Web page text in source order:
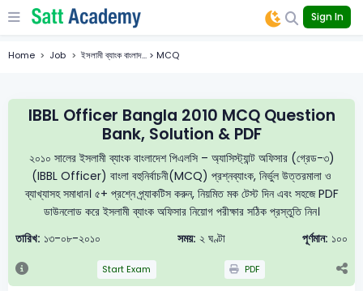
Sign In
Home Job ইসলামী ব্যাংক বাংলাদ... > MCQ
IBBL Officer Bangla 2010 MCQ Question
Bank, Solution & PDF
২০১০ সালের ইসলামী ব্যাংক বাংলাদেশ পিএলসি – অ্যাসিস্ট্যান্ট অফিসার (গ্রেড-৩)
(IBBL Officer) বাংলা বহুনির্বাচনী(MCQ) প্রশ্নব্যাংক, নির্ভুল উত্তরমালা ও
ব্যাখ্যাসহ সমাধান। ৫+ প্রশ্নে প্র্যাকটিস করুন, নিয়মিত মক টেস্ট দিন এবং সহজে PDF
ডাউনলোড করে ইসলামী ব্যাংক অফিসার নিয়োগ পরীক্ষার সঠিক প্রস্তুতি নিন।
তারিখ: ১৩-০৮-২০১০ সময়: ২ ঘণ্টা পূর্ণমান: ১০০
Start Exam PDF